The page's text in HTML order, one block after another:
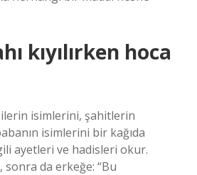
kıyılırken hoca
isimlerini, şahitlerin
isimlerini bir kağıda
ayetleri ve hadisleri okur.
sonra da erkeğe: “Bu